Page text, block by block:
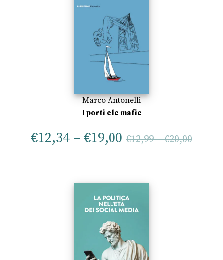
Marco Antonelli
I porti e le mafie
€12,34 – €19,00 €12,99–€20,00